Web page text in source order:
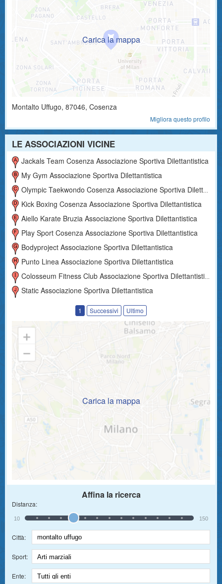
Montalto Uffugo, 87046, Cosenza
Migliora questo profilo
LE ASSOCIAZIONI VICINE
Jackals Team Cosenza Associazione Sportiva Dilettantistica
My Gym Associazione Sportiva Dilettantistica
Olympic Taekwondo Cosenza Associazione Sportiva Dilettantistica
Kick Boxing Cosenza Associazione Sportiva Dilettantistica
Aiello Karate Bruzia Associazione Sportiva Dilettantistica
Play Sport Cosenza Associazione Sportiva Dilettantistica
Bodyproject Associazione Sportiva Dilettantistica
Punto Linea Associazione Sportiva Dilettantistica
Colosseum Fitness Club Associazione Sportiva Dilettantistica
Static Associazione Sportiva Dilettantistica
1 Successivi Ultimo
Carica la mappa
Affina la ricerca
Distanza:
10 150
Città:
Sport:
Ente: